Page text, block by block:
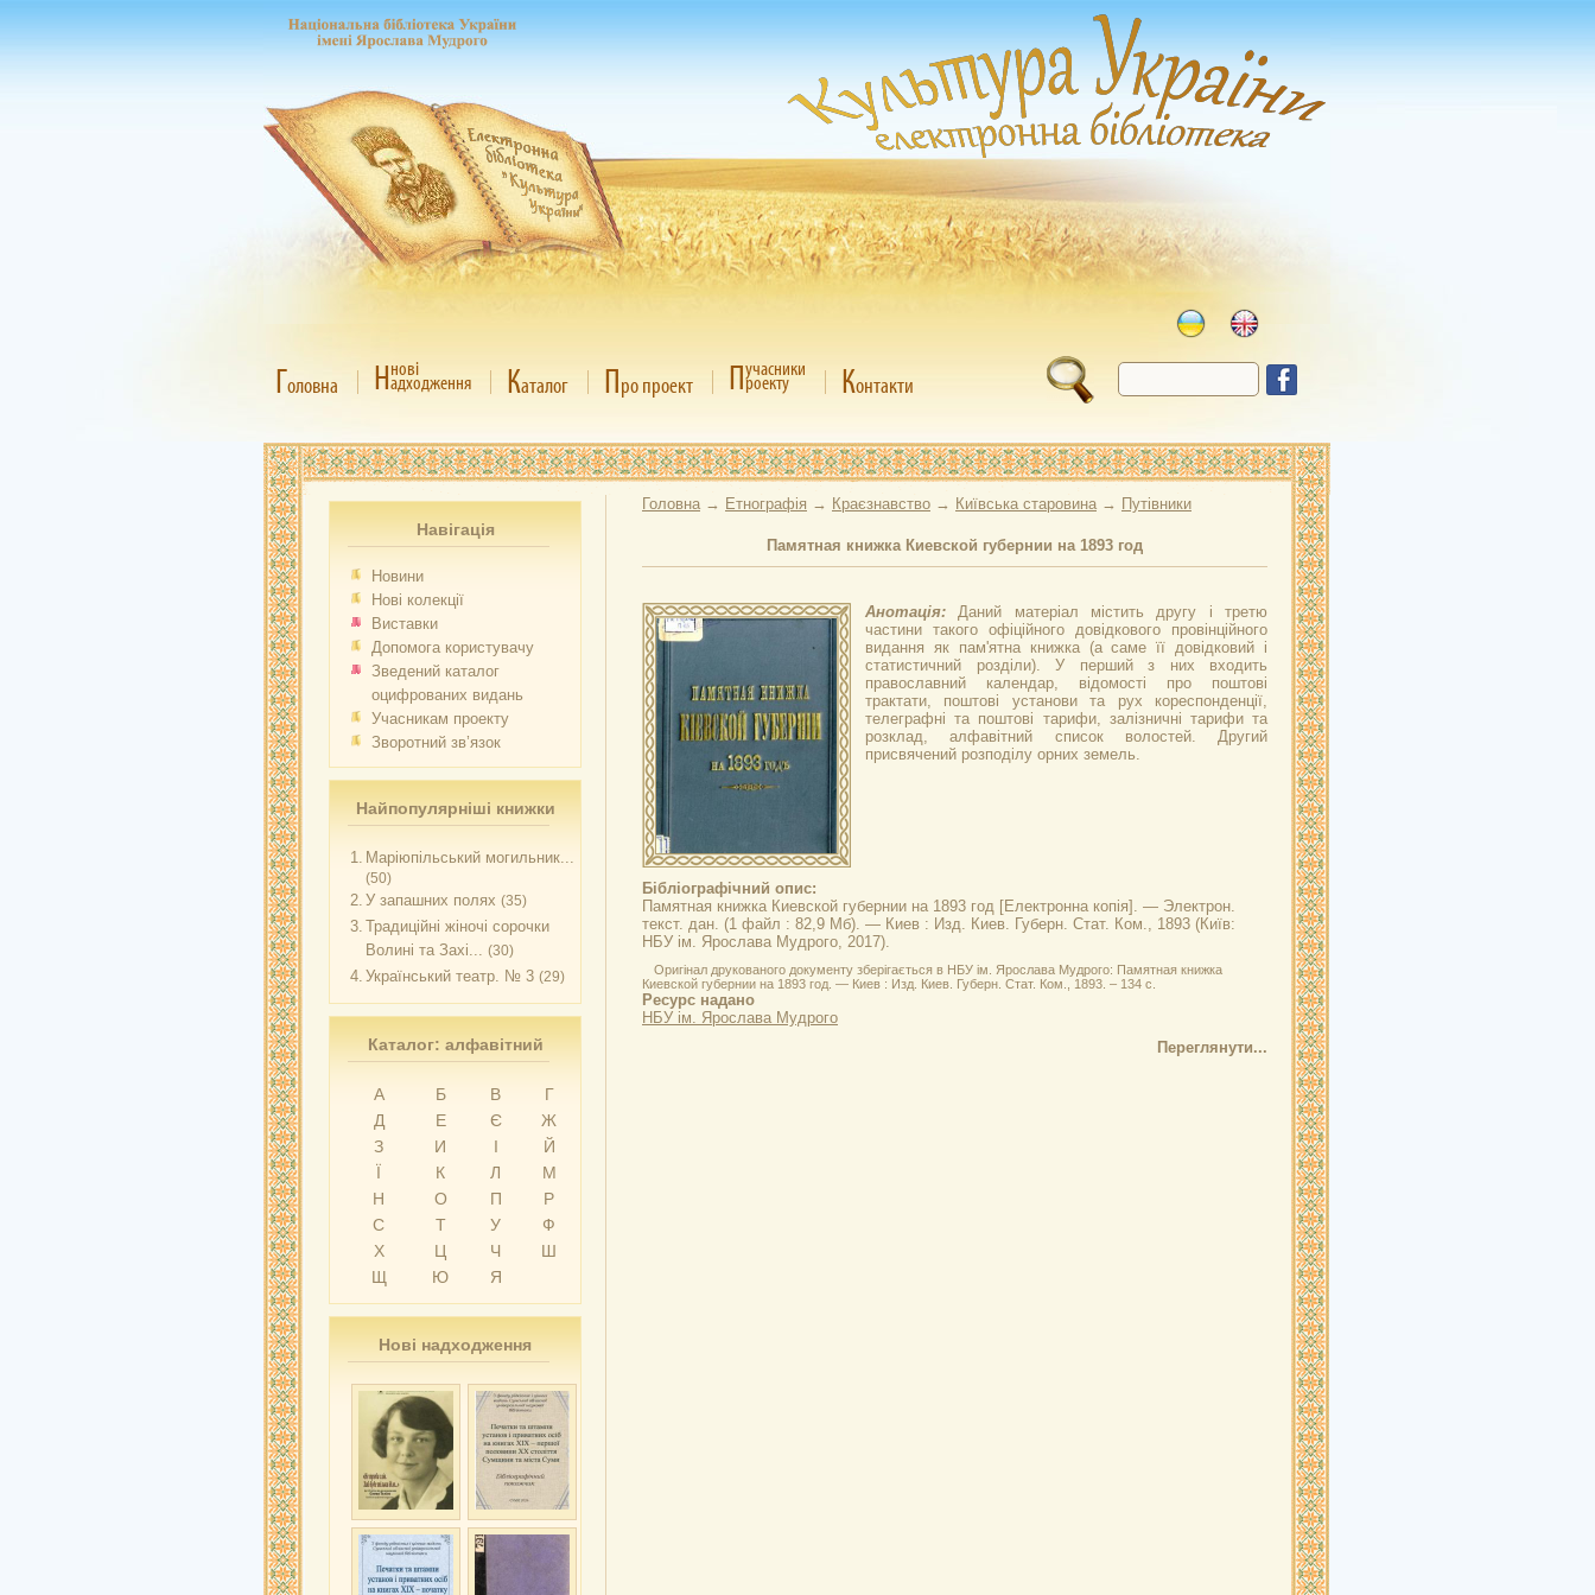
Головна Ннові
адходження Каталог Про проект Пучасники
роекту Контакти
Навігація
Новини
Нові колекції
Виставки
Допомога користувачу
Зведений каталог
оцифрованих видань
Учасникам проекту
Зворотний зв’язок
Найпопулярніші книжки
1. Маріюпільський могильник...
(50)
2. У запашних полях (35)
3. Традиційні жіночі сорочки
Волині та Захі... (30)
4. Український театр. № 3 (29)
Каталог: алфавітний
А Б В
Г
Д
Е Є
Ж
З
И І
Й
Ї
К Л
М
Н
О П
Р
С
Т У
Ф
Х
Ц Ч
Ш
Щ
Ю Я
Нові надходження
Головна → Етнографія → Краєзнавство → Київська старовина → Путівники
Памятная книжка Киевской губернии на 1893 год
Анотація:Даний матеріал містить другу і третю
частини такого офіційного довідкового провінційного
видання як пам'ятна книжка (а саме її довідковий і
статистичний розділи). У перший з них входить
православний календар, відомості про поштові
трактати, поштові установи та рух кореспонденції,
телеграфні та поштові тарифи, залізничні тарифи та
розклад, алфавітний список волостей. Другий
присвячений розподілу орних земель.
Бібліографічний опис:
Памятная книжка Киевской губернии на 1893 год [Електронна копія]. — Электрон.
текст. дан. (1 файл : 82,9 Мб). — Киев : Изд. Киев. Губерн. Стат. Ком., 1893 (Київ:
НБУ ім. Ярослава Мудрого, 2017).
Оригінал друкованого документу зберігається в НБУ ім. Ярослава Мудрого: Памятная книжка
Киевской губернии на 1893 год. — Киев : Изд. Киев. Губерн. Стат. Ком., 1893. – 134 с.
Ресурс надано
НБУ ім. Ярослава Мудрого
Переглянути...